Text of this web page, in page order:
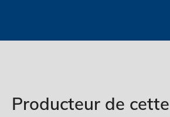
Producteur de